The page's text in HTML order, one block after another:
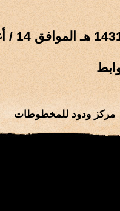
مركز ودود للمخطوطات